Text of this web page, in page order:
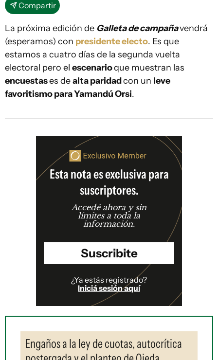
Compartir
La próxima edición de Galleta de campañavendrá
(esperamos) con presidente electo. Es que
estamos a cuatro días de la segunda vuelta
electoral pero el escenarioque muestran las
encuestases dealta paridadcon un leve
favoritismo para Yamandú Orsi.
Esta nota es exclusiva para
suscriptores.
Accedé ahora y sin
límites a toda la
información.
Suscribite
¿Ya estás registrado?
Iniciá sesión aquí
Engaños a la ley de cuotas, autocrítica